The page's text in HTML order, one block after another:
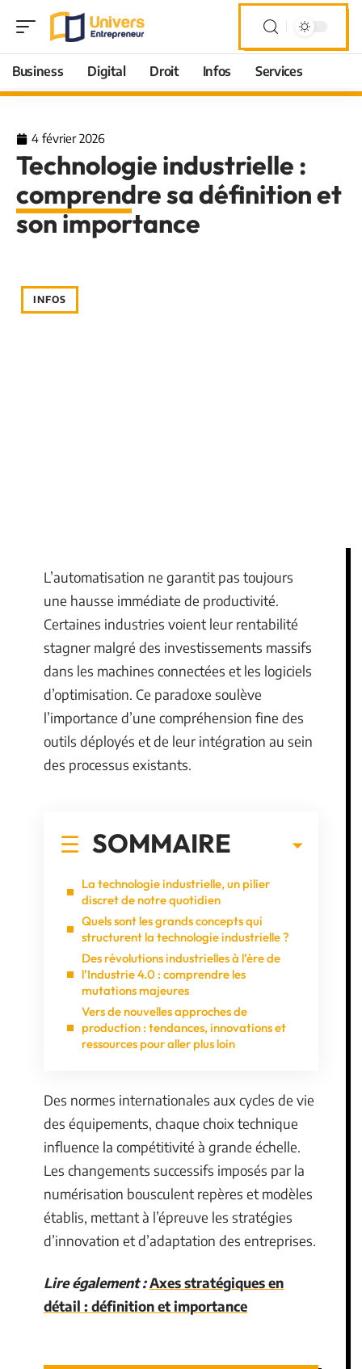
Business Digital Droit Infos Services
4 février 2026
Technologie industrielle :
comprendre sa définition et
son importance
INFOS
L’automatisation ne garantit pas toujours
une hausse immédiate de productivité.
Certaines industries voient leur rentabilité
stagner malgré des investissements massifs
dans les machines connectées et les logiciels
d’optimisation. Ce paradoxe soulève
l’importance d’une compréhension fine des
outils déployés et de leur intégration au sein
des processus existants.
SOMMAIRE
La technologie industrielle, un pilier
discret de notre quotidien
Quels sont les grands concepts qui
structurent la technologie industrielle ?
Des révolutions industrielles à l’ère de
l’Industrie 4.0 : comprendre les
mutations majeures
Vers de nouvelles approches de
production : tendances, innovations et
ressources pour aller plus loin
Des normes internationales aux cycles de vie
des équipements, chaque choix technique
influence la compétitivité à grande échelle.
Les changements successifs imposés par la
numérisation bousculent repères et modèles
établis, mettant à l’épreuve les stratégies
d’innovation et d’adaptation des entreprises.
Lire également :Axes stratégiques en
détail : définition et importance